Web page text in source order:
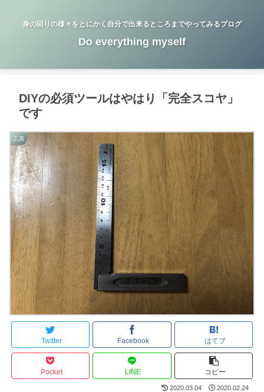
身の回りの様々をとにかく自分で出来るところまでやってみるブログ
Do everything myself
DIYの必須ツールはやはり「完全スコヤ」
です
工具
Twitter Facebook はてブ
Pocket LINE コピー
2020.03.04 2020.02.24